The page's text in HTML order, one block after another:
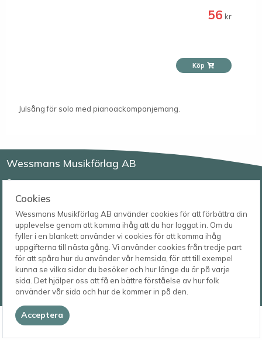
Cookies
Wessmans Musikförlag AB använder cookies för att förbättra din
upplevelse genom att komma ihåg att du har loggat in. Om du
fyller i en blankett använder vi cookies för att komma ihåg
uppgifterna till nästa gång. Vi använder cookies från tredje part
för att spåra hur du använder vår hemsida, för att till exempel
kunna se vilka sidor du besöker och hur länge du är på varje
sida. Det hjälper oss att få en bättre förståelse av hur folk
använder vår sida och hur de kommer in på den.
Acceptera
56 kr
Köp
Julsång för solo med pianoackompanjemang.
Wessmans Musikförlag AB
Leverans- och besöksadress
Bingebygatan 11 B
621 41 VISBY
Postadress
Box 1253
621 23 VISBY
0498-22 61 32
E-post
order@wessmans.com
© 2026
Wessmans Musikförlag AB
2026.4.1.22754